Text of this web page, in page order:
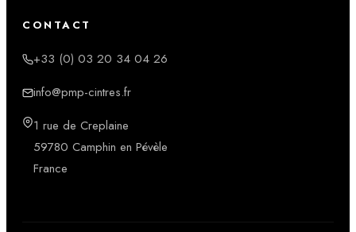
CONTACT
+33 (0) 03 20 34 04 26
info@pmp-cintres.fr
1 rue de Creplaine
59780 Camphin en Pévèle
France